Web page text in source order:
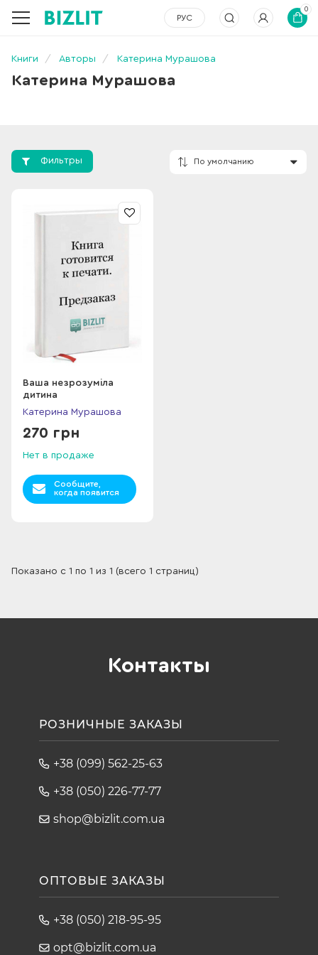
РУС
0
Книги Авторы Катерина Мурашова
Катерина Мурашова
Фильтры
Ваша незрозуміла
дитина
Катерина Мурашова
270 грн
Нет в продаже
Сообщите,
когда появится
Показано с 1 по 1 из 1 (всего 1 страниц)
Контакты
РОЗНИЧНЫЕ ЗАКАЗЫ
+38 (099) 562-25-63
+38 (050) 226-77-77
shop@bizlit.com.ua
ОПТОВЫЕ ЗАКАЗЫ
+38 (050) 218-95-95
opt@bizlit.com.ua